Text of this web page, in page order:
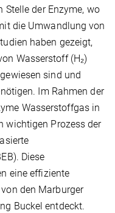
der Enzyme, wo
die Umwandlung von
haben gezeigt,
Wasserstoff (H₂)
sind und
Im Rahmen der
Wasserstoffgas in
wichtigen Prozess der
Diese
eine effiziente
den Marburger
Buckel entdeckt.